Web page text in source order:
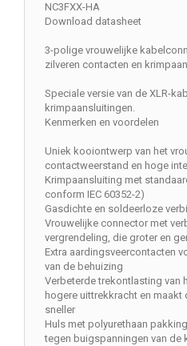
NC3FXX-HA
Download datasheet
3-polige vrouwelijke
zilveren contacten en
Speciale versie van de XLR-
krimpaansluitingen.
Kenmerken en voordelen
Uniek kooiontwerp van het
contactweerstand en hoge
Krimpaansluiting met
conform IEC 60352-2)
Gasdichte en soldeerloze
Vrouwelijke connector met
vergrendeling, die groter en
Extra aardingsveercontacten
van de behuizing
Verbeterde trekontlasting van
hogere uittrekkracht en
sneller
Huls met polyurethaan
tegen buigspanningen van de